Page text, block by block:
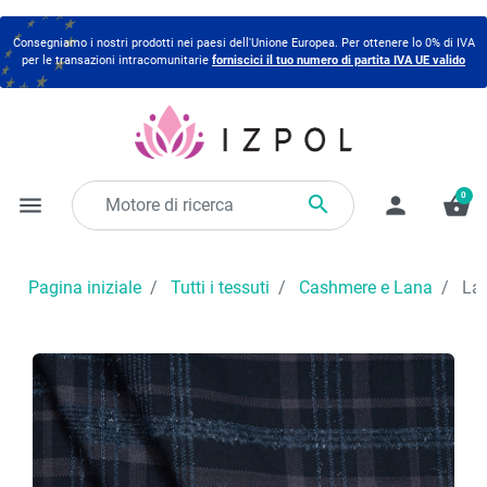
Consegniamo i nostri prodotti nei paesi dell'Unione Europea. Per ottenere lo 0% di IVA
per le transazioni intracomunitarie forniscici il tuo numero di partita IVA UE valido
menu  person shopping_basket
0
Pagina iniziale Tutti i tessuti Cashmere e Lana